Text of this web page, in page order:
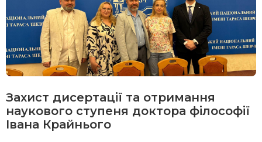
Захист дисертації та отримання
наукового ступеня доктора філософії
Івана Крайнього